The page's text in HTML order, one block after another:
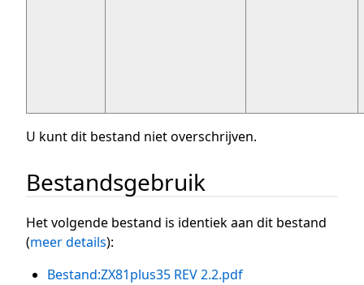
U kunt dit bestand niet overschrijven.
Bestandsgebruik
Het volgende bestand is identiek aan dit bestand
(meer details):
Bestand:ZX81plus35 REV 2.2.pdf